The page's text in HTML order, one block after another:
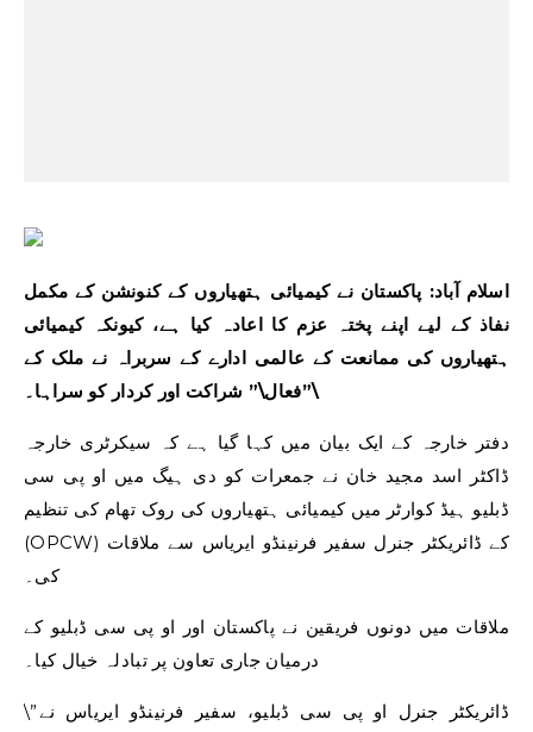
اسلام آباد: پاکستان نے کیمیائی ہتھیاروں کے کنونشن کے مکمل
نفاذ کے لیے اپنے پختہ عزم کا اعادہ کیا ہے، کیونکہ کیمیائی
ہتھیاروں کی ممانعت کے عالمی ادارے کے سربراہ نے ملک کے
\”فعال\” شراکت اور کردار کو سراہا۔
دفتر خارجہ کے ایک بیان میں کہا گیا ہے کہ سیکرٹری خارجہ
ڈاکٹر اسد مجید خان نے جمعرات کو دی ہیگ میں او پی سی
ڈبلیو ہیڈ کوارٹر میں کیمیائی ہتھیاروں کی روک تھام کی تنظیم
(OPCW) کے ڈائریکٹر جنرل سفیر فرنینڈو ایریاس سے ملاقات
کی۔
ملاقات میں دونوں فریقین نے پاکستان اور او پی سی ڈبلیو کے
درمیان جاری تعاون پر تبادلہ خیال کیا۔
\”ڈائریکٹر جنرل او پی سی ڈبلیو، سفیر فرنینڈو ایریاس نے